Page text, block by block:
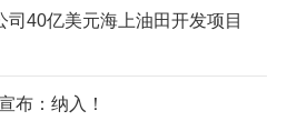
40亿美元海上油田开发项目
布：纳入！